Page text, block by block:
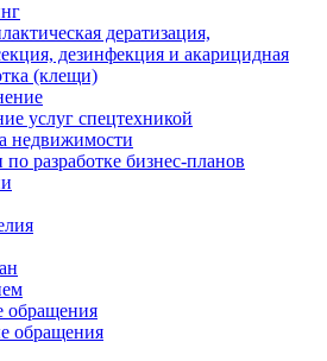
дератизация,
дезинфекция и акарицидная
(клещи)
услуг спецтехникой
недвижимости
по разработке бизнес-планов
обращения
обращения